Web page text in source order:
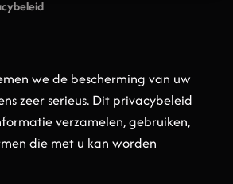
we de bescherming van uw
zeer serieus. Dit privacybeleid
verzamelen, gebruiken,
die met u kan worden